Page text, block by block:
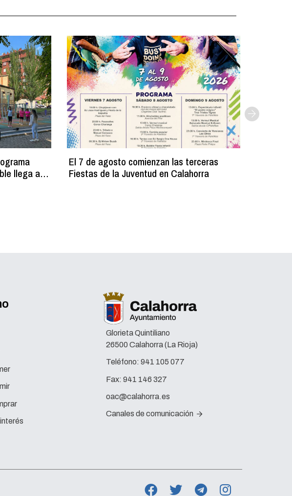
llega a
El 7 de agosto comienzan las terceras
Fiestas de la Juventud en Calahorra
Glorieta Quintiliano
26500 Calahorra (La Rioja)
Teléfono: 941 105 077
Fax: 941 146 327
oac@calahorra.es
Canales de comunicación